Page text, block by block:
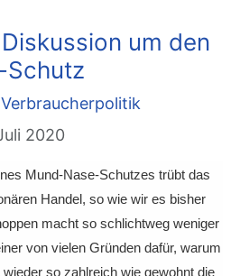
um den
Schutz
2020
Mund-Nase-Schutzes trübt das
Handel, so wie wir es bisher
macht so schlichtweg weniger
von vielen Gründen dafür, warum
so zahlreich wie gewohnt die